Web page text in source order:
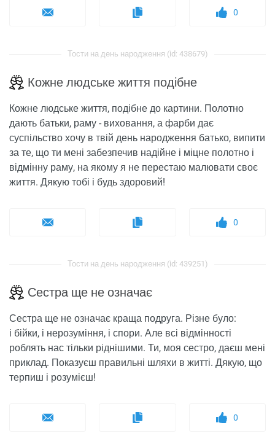
0
Тости на день народження (id: 438679)
Кожне людське життя подібне
Кожне людське життя, подібне до картини. Полотно
дають батьки, раму - виховання, а фарби дає
суспільство хочу в твій день народження батько, випити
за те, що ти мені забезпечив надійне і міцне полотно і
відмінну раму, на якому я не перестаю малювати своє
життя. Дякую тобі і будь здоровий!
0
Тости на день народження (id: 439251)
Сестра ще не означає
Сестра ще не означає краща подруга. Різне було:
і бійки, і нерозуміння, і спори. Але всі відмінності
роблять нас тільки ріднішими. Ти, моя сестро, даєш мені
приклад. Показуєш правильні шляхи в житті. Дякую, що
терпиш і розумієш!
0